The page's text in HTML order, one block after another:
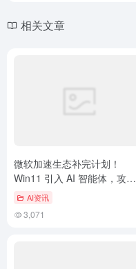
相关文章
微软加速生态补完计划！
Win11 引入 AI 智能体，攻克
Arm 原生应用适配最后死角
AI资讯
3,071